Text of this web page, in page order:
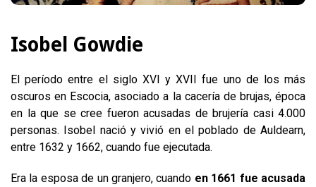
Isobel Gowdie
El período entre el siglo XVI y XVII fue uno de los más
oscuros en Escocia, asociado a la cacería de brujas, época
en la que se cree fueron acusadas de brujería casi 4.000
personas. Isobel nació y vivió en el poblado de Auldearn,
entre 1632 y 1662, cuando fue ejecutada.
Era la esposa de un granjero, cuando en 1661 fue acusada